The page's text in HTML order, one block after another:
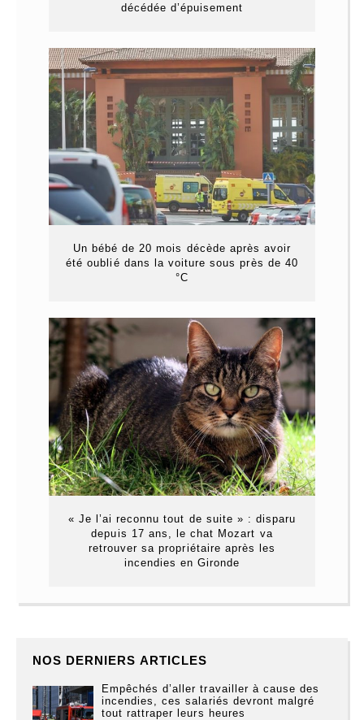
décédée d’épuisement
Un bébé de 20 mois décède après avoir
été oublié dans la voiture sous près de 40
°C
« Je l’ai reconnu tout de suite » : disparu
depuis 17 ans, le chat Mozart va
retrouver sa propriétaire après les
incendies en Gironde
NOS DERNIERS ARTICLES
Empêchés d’aller travailler à cause des
incendies, ces salariés devront malgré
tout rattraper leurs heures